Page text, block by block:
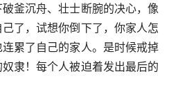
釜沉舟、壮士断腕的决心，像
了，试想你倒下了，你家人怎
累了自己的家人。是时候戒掉
隶！每个人被迫着发出最后的